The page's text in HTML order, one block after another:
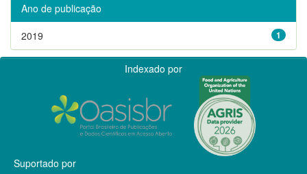
Ano de publicação
1
2019
Indexado por
Suportado por